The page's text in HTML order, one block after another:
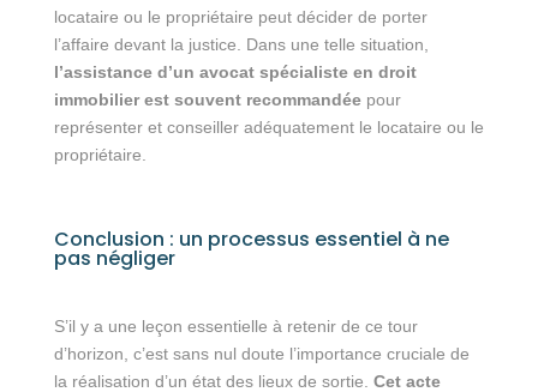
locataire ou le propriétaire peut décider de porter
l’affaire devant la justice. Dans une telle situation,
l’assistance d’un avocat spécialiste en droit
immobilier est souvent recommandéepour
représenter et conseiller adéquatement le locataire ou le
propriétaire.
Conclusion : un processus essentiel à ne
pas négliger
S’il y a une leçon essentielle à retenir de ce tour
d’horizon, c’est sans nul doute l’importance cruciale de
la réalisation d’un état des lieux de sortie. Cet acte